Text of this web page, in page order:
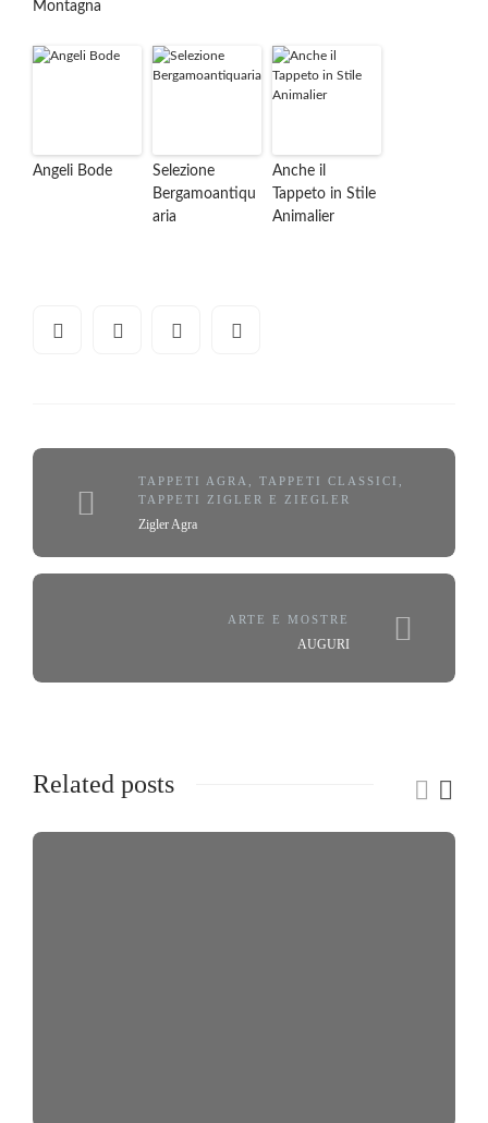
Montagna
Angeli Bode
Selezione
Bergamoantiqu
aria
Anche il
Tappeto in Stile
Animalier
TAPPETI AGRA TAPPETI CLASSICI
TAPPETI ZIGLER E ZIEGLER
Zigler Agra
ARTE E MOSTRE
AUGURI
Related posts